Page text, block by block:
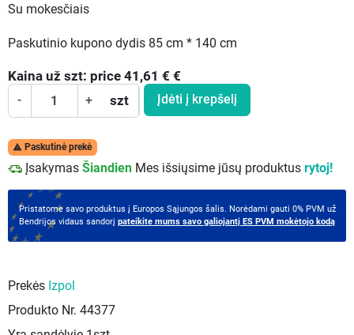
Su mokesčiais
Paskutinio kupono dydis 85 cm * 140 cm
Kaina už szt: price 41,61 € €
- + szt Įdėti į krepšelį
 Paskutinė prekė
Įsakymas Šiandien Mes išsiųsime jūsų produktus rytoj!
Pristatome savo produktus į Europos Sąjungos šalis. Norėdami gauti 0% PVM už
Bendrijos vidaus sandorį pateikite mums savo galiojantį ES PVM mokėtojo kodą
Prekės Izpol
Produkto Nr. 44377